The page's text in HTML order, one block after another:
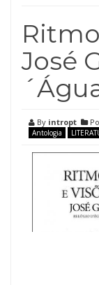
José
By intropt
Antologia